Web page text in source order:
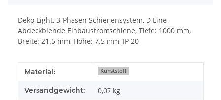
Deko-Light, 3-Phasen Schienensystem, D Line
Abdeckblende Einbaustromschiene, Tiefe: 1000 mm,
Breite: 21.5 mm, Höhe: 7.5 mm, IP 20
Produkteigenschaft
Wert
Material: Kunststoff
Versandgewicht: 0,07 kg